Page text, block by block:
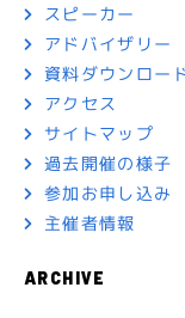
スピーカー
アドバイザリー
資料ダウンロー
アクセス
サイトマップ
過去開催の様子
参加お申し込み
主催者情報
ARCHIVE